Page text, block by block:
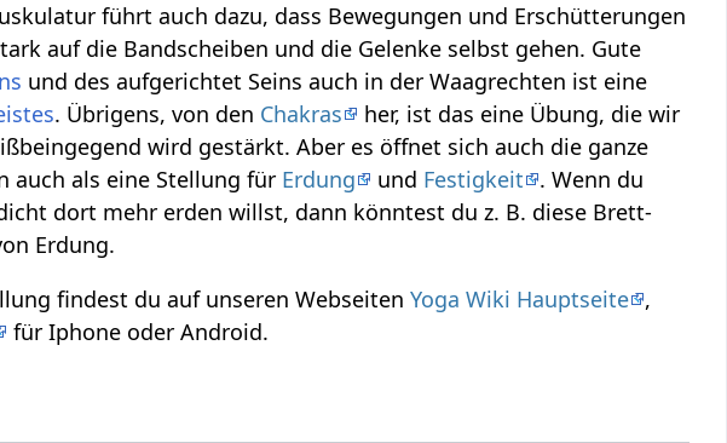
führt auch dazu, dass Bewegungen und Erschütterungen
auf die Bandscheiben und die Gelenke selbst gehen. Gute
und des aufgerichtet Seins auch in der Waagrechten ist eine
. Übrigens, von den Chakras
her, ist das eine Übung, die wir
wird gestärkt. Aber es öffnet sich auch die ganze
auch als eine Stellung für Erdung und Festigkeit
. Wenn du
dort mehr erden willst, dann könntest du z. B. diese Brett-
Erdung.
findest du auf unseren WebseitenYoga Wiki Hauptseite ,
für Iphone oder Android.